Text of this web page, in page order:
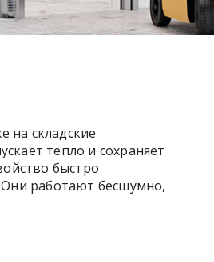
на складские
тепло и сохраняет
быстро
Они работают бесшумно,